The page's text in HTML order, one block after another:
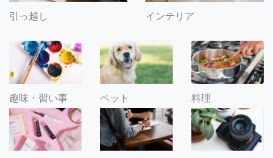
引っ越し インテリア
趣味・習い事 ペット 料理